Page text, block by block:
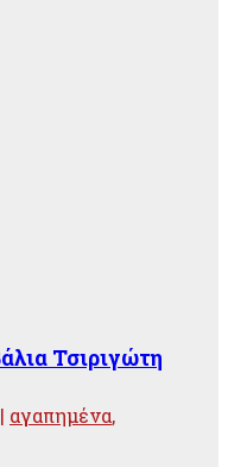
Τσιριγώτη
| αγαπημένα,